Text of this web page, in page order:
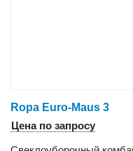
Ropa Euro-Maus 3
Цена по запросу